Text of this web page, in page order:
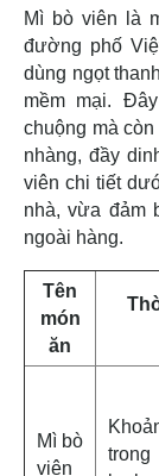
Mì bò viên là
đường phố
dùng ngọt
mềm mại.
chuộng mà
nhàng, đầy
viên chi tiết
nhà, vừa đảm
ngoài hàng.
Tên
món
ăn
Mì bò
viên
trong